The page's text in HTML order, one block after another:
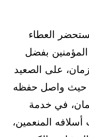
العطاء
المؤمنين بفضل
على الصعيد
حيث واصل حفظه
في خدمة
المنعمين،